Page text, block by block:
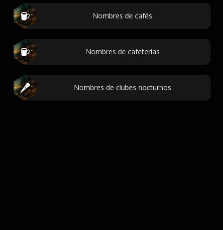
Nombres de cafés
Nombres de cafeterías
Nombres de clubes nocturnos